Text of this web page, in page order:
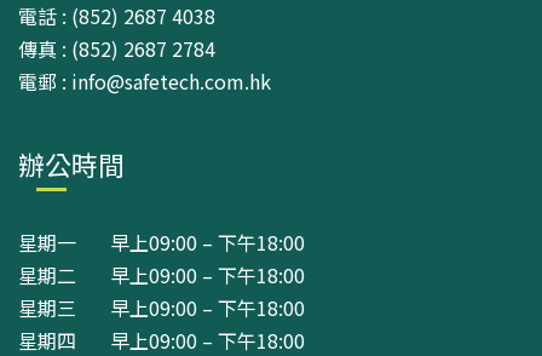
電話 : (852) 2687 4038
傳真 : (852) 2687 2784
電郵 : info@safetech.com.hk
辦公時間
星期一 早上09:00 – 下午18:00
星期二 早上09:00 – 下午18:00
星期三 早上09:00 – 下午18:00
星期四 早上09:00 – 下午18:00